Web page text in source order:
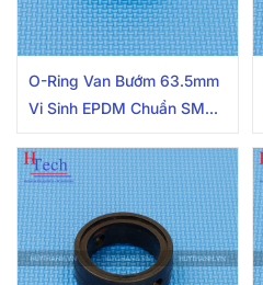
O-Ring Van Bướm 63.5mm
Vi Sinh EPDM Chuẩn SMS